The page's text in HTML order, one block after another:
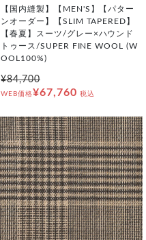
【国内縫製】【MEN'S】【パター
ンオーダー】【SLIM TAPERED】
【春夏】スーツ/グレー×ハウンド
トゥース/SUPER FINE WOOL (W
OOL100%)
¥84,700
WEB価格¥67,760 税込